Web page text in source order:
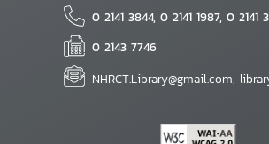
0 2141 3844, 0 2141 1987, 0 2141
0 2143 7746
NHRCT.Library@gmail.com;